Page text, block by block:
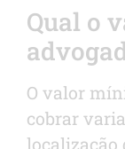
Qual o
O valor
cobrar
localização